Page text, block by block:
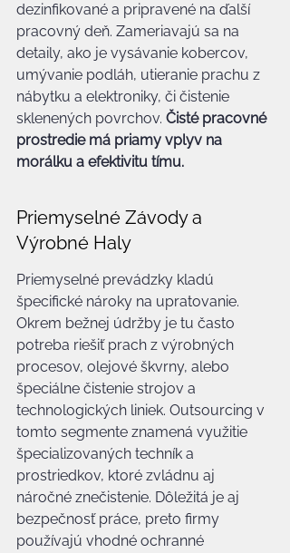
dezinfikované a pripravené na ďalší
pracovný deň. Zameriavajú sa na
detaily, ako je vysávanie kobercov,
umývanie podláh, utieranie prachu z
nábytku a elektroniky, či čistenie
sklenených povrchov. Čisté pracovné
prostredie má priamy vplyv na
morálku a efektivitu tímu.
Priemyselné Závody a
Výrobné Haly
Priemyselné prevádzky kladú
špecifické nároky na upratovanie.
Okrem bežnej údržby je tu často
potreba riešiť prach z výrobných
procesov, olejové škvrny, alebo
špeciálne čistenie strojov a
technologických liniek. Outsourcing v
tomto segmente znamená využitie
špecializovaných techník a
prostriedkov, ktoré zvládnu aj
náročné znečistenie. Dôležitá je aj
bezpečnosť práce, preto firmy
používajú vhodné ochranné